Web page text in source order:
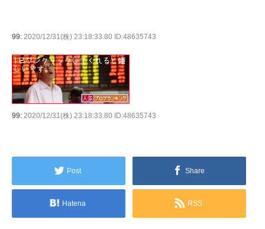
99: 2020/12/31(株) 23:18:33.80 ID:48635743
99: 2020/12/31(株) 23:18:33.80 ID:48635743
Post Share
Hatena RSS